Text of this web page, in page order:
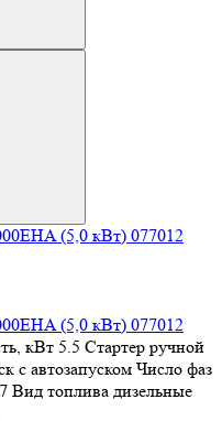
(5,0 кВт) 077012
(5,0 кВт) 077012
кВт 5.5 Стартер ручной
с автозапуском Число фаз
Вид топлива дизельные